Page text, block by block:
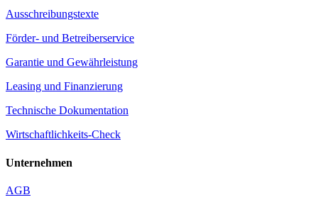
Ausschreibungstexte
Förder- und Betreiberservice
Garantie und Gewährleistung
Leasing und Finanzierung
Technische Dokumentation
Wirtschaftlichkeits-Check
Unternehmen
AGB